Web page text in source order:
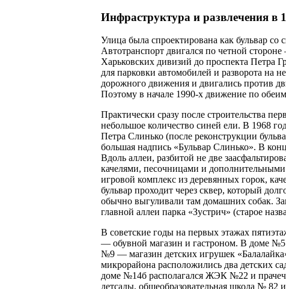
Инфраструктура и развлечения в
Улица была спроектирована как бульвар
Автотранспорт двигался по четной
Харьковских дивизий до проспекта Петра
для парковки автомобилей и разворота на
дорожного движения и двигались против
Поэтому в начале 1990-х движение по
Практически сразу после строительства
небольшое количество синей ели. В 1968
Петра Слинько (после реконструкции
большая надпись «Бульвар Слинько». В
Вдоль аллеи, разбитой не две
качелями, песочницами и
игровой комплекс из деревянных горок,
бульвар проходит через сквер, который
обычно выгуливали там домашних собак.
главной аллеи парка «Зустрич» (старое
В советские годы на первых этажах
— обувной магазин и гастроном. В доме №5
№9 — магазин детских игрушек
микрорайона расположились два детских
доме №14б располагался ЖЭК №22 и
детсады, общеобразовательная школа № 82